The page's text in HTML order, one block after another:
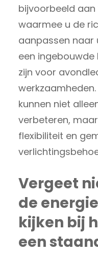
bijvoorbeeld
waarmee u de
aanpassen naar
een
zijn voor
kunnen niet
verbeteren,
flexibiliteit en
Vergeet
de
kijken bij
een